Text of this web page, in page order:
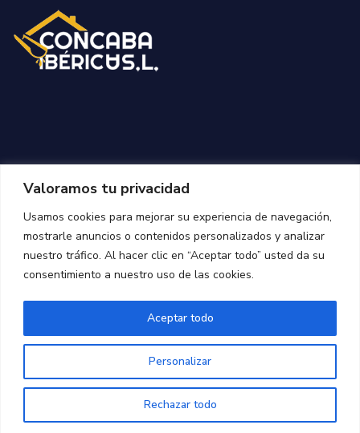
Valoramos tu privacidad
Usamos cookies para mejorar su experiencia de navegación,
mostrarle anuncios o contenidos personalizados y analizar
nuestro tráfico. Al hacer clic en “Aceptar todo” usted da su
consentimiento a nuestro uso de las cookies.
Personalizar
Rechazar todo
Aceptar todo
Aviso Legal y Política de Privacidad Política de Cookies